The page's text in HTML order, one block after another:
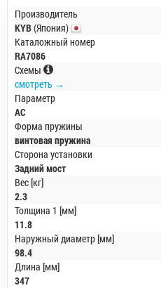
Производитель
KYB(Япония)
Каталожный номер
RA7086
Схемы
смотреть →
Параметр
AC
Форма пружины
винтовая пружина
Сторона установки
Задний мост
Вес [кг]
2.3
Толщина 1 [мм]
11.8
Наружный диаметр [мм]
98.4
Длина [мм]
347